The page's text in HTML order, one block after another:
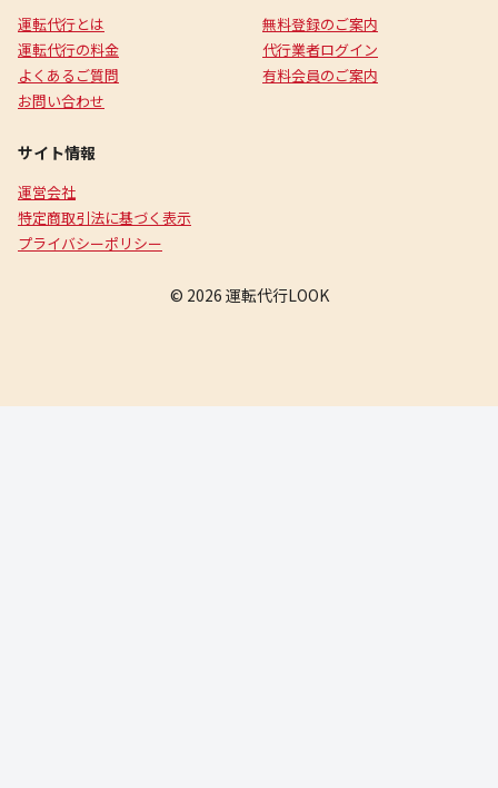
運転代行とは
運転代行の料金
よくあるご質問
お問い合わせ
無料登録のご案内
代行業者ログイン
有料会員のご案内
サイト情報
運営会社
特定商取引法に基づく表示
プライバシーポリシー
© 2026 運転代行LOOK